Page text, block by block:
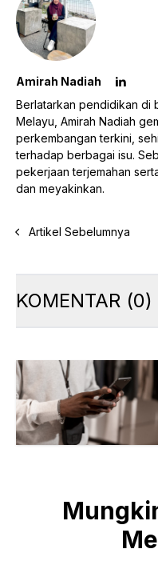
Amirah Nadiah
Berlatarkan pendidikan di
Melayu, Amirah Nadiah
perkembangan terkini,
terhadap berbagai isu.
pekerjaan terjemahan
dan meyakinkan.
Artikel Sebelumnya
KOMENTAR (0)